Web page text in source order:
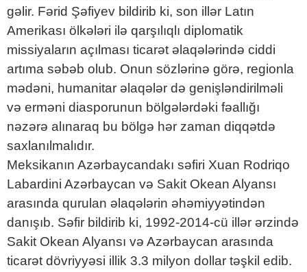
gəlir. Fərid Şəfiyev bildirib ki, son illər Latın
Amerikası ölkələri ilə qarşılıqlı diplomatik
missiyaların açılması ticarət əlaqələrində ciddi
artıma səbəb olub. Onun sözlərinə görə, regionla
mədəni, humanitar əlaqələr də genişləndirilməli
və erməni diasporunun bölgələrdəki fəallığı
nəzərə alınaraq bu bölgə hər zaman diqqətdə
saxlanılmalıdır.
Meksikanın Azərbaycandakı səfiri Xuan Rodriqo
Labardini Azərbaycan və Sakit Okean Alyansı
arasında qurulan əlaqələrin əhəmiyyətindən
danışıb. Səfir bildirib ki, 1992-2014-cü illər ərzində
Sakit Okean Alyansı və Azərbaycan arasında
ticarət dövriyyəsi illik 3.3 milyon dollar təşkil edib.